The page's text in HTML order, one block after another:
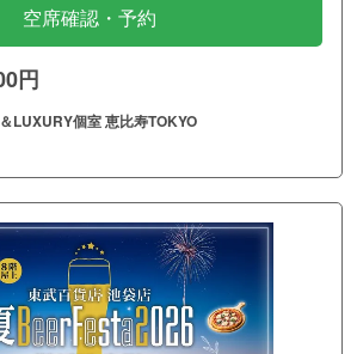
空席確認・予約
円
LUXURY個室 恵比寿TOKYO